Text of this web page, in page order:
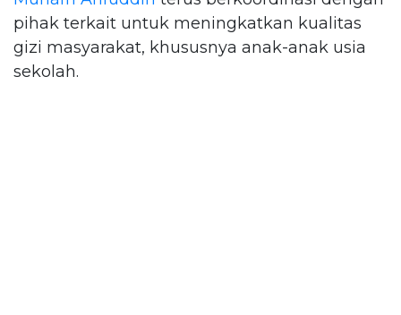
pihak terkait untuk meningkatkan kualitas
gizi masyarakat, khususnya anak-anak usia
sekolah.